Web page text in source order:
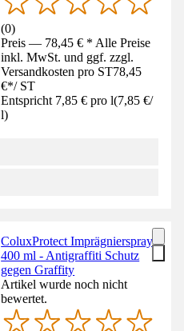
(0)
Preis — 78,45 € * Alle Preise
inkl. MwSt. und ggf. zzgl.
Versandkosten pro ST78,45
€*/ ST
Entspricht 7,85 € pro l(7,85 €/
l)
ColuxProtect Imprägnierspray
400 ml - Antigraffiti Schutz
gegen Graffity
Artikel wurde noch nicht
bewertet.